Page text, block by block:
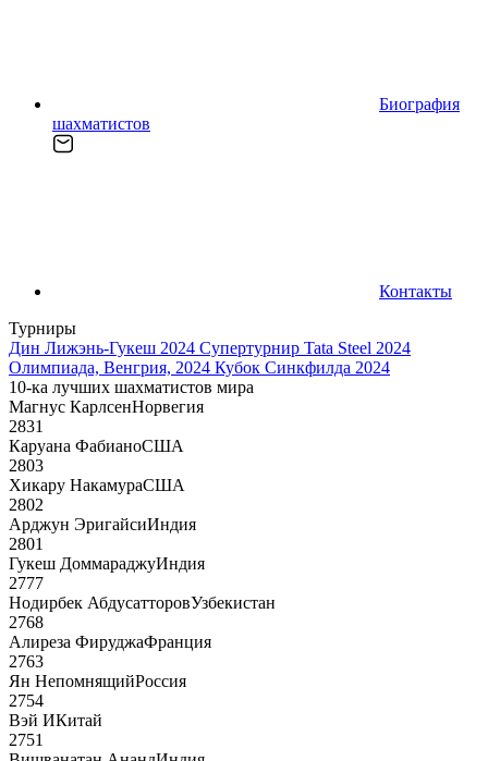
Биография
шахматистов
Контакты
Турниры
Дин Лижэнь-Гукеш 2024 Супертурнир Tata Steel 2024
Олимпиада, Венгрия, 2024 Кубок Синкфилда 2024
10-ка лучших шахматистов мира
Магнус КарлсенНорвегия
2831
Каруана ФабианоСША
2803
Хикару НакамураСША
2802
Арджун ЭригайсиИндия
2801
Гукеш ДоммараджуИндия
2777
Нодирбек АбдусатторовУзбекистан
2768
Алиреза ФируджаФранция
2763
Ян НепомнящийРоссия
2754
Вэй ИКитай
2751